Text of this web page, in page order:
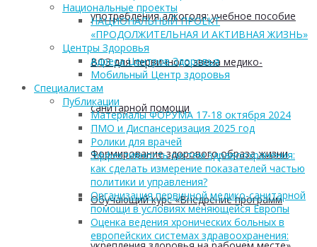
употребления алкоголя: учебное пособие
ВОЗ для первичного звена медико-
санитарной помощи
Формирование здорового образа жизни
Обучающий курс «Внедрение программ
Национальные проекты
НАЦИОНАЛЬНЫЙ ПРОЕКТ
«ПРОДОЛЖИТЕЛЬНАЯ И АКТИВНАЯ ЖИЗНЬ»
Центры Здоровья
Адреса Центров Здоровья
Мобильный Центр здоровья
Cпециалистам
Публикации
Материалы ФОРУМА 17-18 октября 2024
ПМО и Диспансеризация 2025 год
Ролики для врачей
Эффективность систем здравоохранения:
как сделать измерение показателей частью
политики и управления?
Организация первичной медико-санитарной
помощи в условиях меняющейся Европы
Оценка ведения хронических больных в
европейских системах здравоохранения: